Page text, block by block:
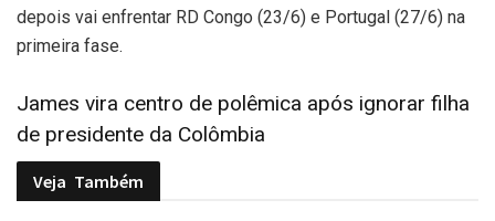
depois vai enfrentar RD Congo (23/6) e Portugal (27/6) na
primeira fase.
James vira centro de polêmica após ignorar filha
de presidente da Colômbia
Veja Também